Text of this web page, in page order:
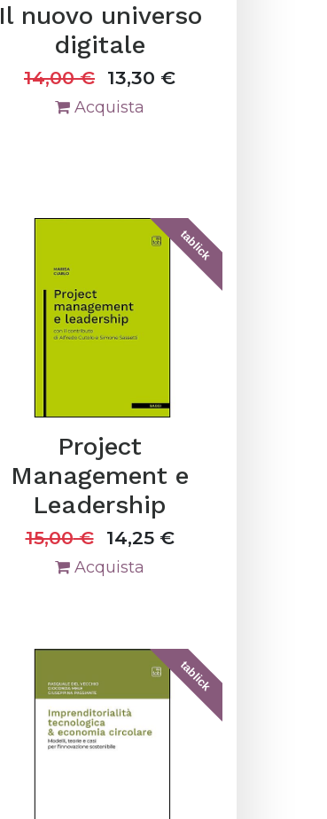
Il nuovo universo
digitale
14,00€ 13,30 €
Acquista
tablick
Project
Management e
Leadership
15,00€ 14,25€
Acquista
tablick